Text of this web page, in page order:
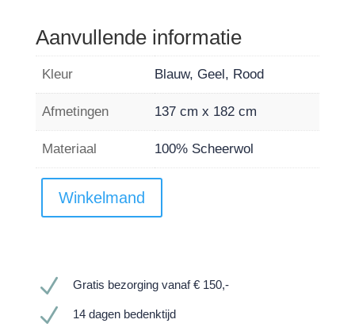
Aanvullende informatie
Kleur Blauw, Geel, Rood
Afmetingen 137 cm x 182 cm
Materiaal 100% Scheerwol
Winkelmand
N Gratis bezorging vanaf € 150,-
N 14 dagen bedenktijd